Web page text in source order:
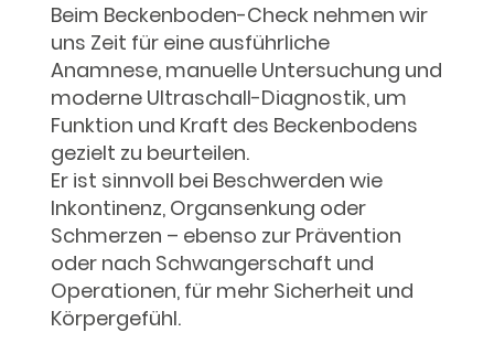
Beim Beckenboden-Check nehmen wir
uns Zeit für eine ausführliche
Anamnese, manuelle Untersuchung und
moderne Ultraschall-Diagnostik, um
Funktion und Kraft des Beckenbodens
gezielt zu beurteilen.
Er ist sinnvoll bei Beschwerden wie
Inkontinenz, Organsenkung oder
Schmerzen – ebenso zur Prävention
oder nach Schwangerschaft und
Operationen, für mehr Sicherheit und
Körpergefühl.